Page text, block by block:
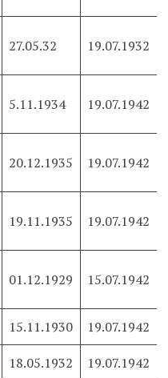
27.05.32 19.07.1932
5.11.1934 19.07.1942
20.12.1935 19.07.1942
19.11.1935 19.07.1942
01.12.1929 15.07.1942
15.11.1930 19.07.1942
18.05.1932 19.07.1942